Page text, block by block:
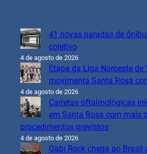
41 novas paradas de
coletivo
4 de agosto de 2026
Etapa da Liga Noroeste
movimenta Santa Rosa
4 de agosto de 2026
Carretas oftalmológicas
em Santa Rosa com mais
procedimentos previstos
4 de agosto de 2026
Gabi Rock chega ao Brasil